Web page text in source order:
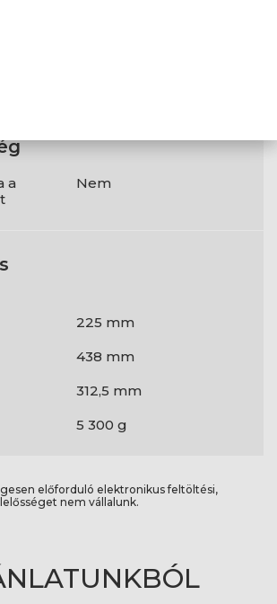
a
Nem
225 mm
438 mm
312,5 mm
5 300 g
előforduló elektronikus feltöltési,
nem vállalunk.